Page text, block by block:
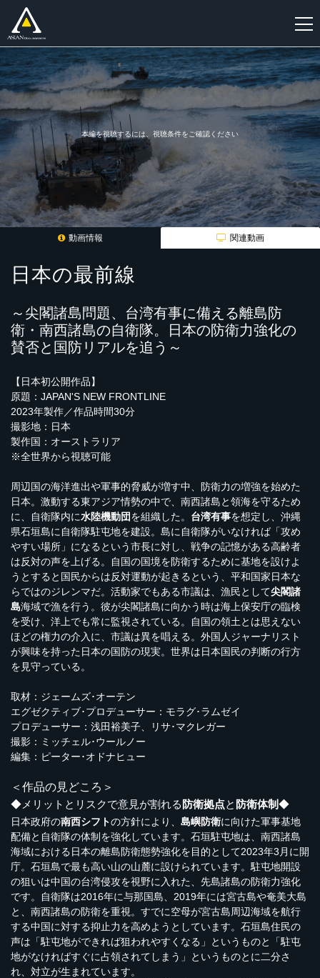
新
登
録
本編を視聴するには、視聴条件をご確認ください
動画情報 関連動画
日本の最前線
～尖閣諸島問題、台湾有事に備える離島防
衛・南西諸島の自衛隊。日本の防衛力強化の
賛否と国防リアルを追う～
【日本初公開作品】
原題：JAPAN'S NEW FRONTLINE
2023年製作／作品時間30分
撮影地：日本
製作国：オーストラリア
※全世界から視聴可能
周辺国の海洋進出や軍事的脅威が増す中、防衛力の増強を始めた
日本。激動する東アジア情勢の中で、南西諸島と領海を守るため
に、自衛隊内に水陸機動団を組織した。 台湾有事を想定し、沖縄
県石垣島に自衛隊駐屯地を建設。島に自衛隊がいなければ「攻め
やすい場所」になるという市長に対し、戦争の記憶がある高齢者
は反対の声を上げる。自国の国境を防衛するために基地を設けよ
うとすると国民からは反対運動が起きるという、平和国家日本な
らではのジレンマだ。活動家でもある市議は、漁民として尖閣諸
島海域で漁を行う。彼が尖閣諸島に向かう時は海上保安庁の臨検
を受け、洋上でも常に監視されている。自国の領土とは思えない
ほどの権力の介入に、市議は異を唱える。外国人ジャーナリスト
が興味を持った日本の国防の現実。世界は日本国民の判断の行方
を見守っている。
取材：ジェームズ･オーテン
エグゼクティブ･プロデューサー：モラグ･ラムゼイ
プロデューサー：浅田裕美子、リサ･マクレガー
撮影：ミッチェル･ウールノー
編集：ピーター･オドナヒュー
＜作品の見どころ＞
◆メリットとリスクで意見が割れる 防衛拠点と 防衛体制◆
日本政府の南西シフトの方針により、 島嶼防衛に向けた軍事基地
配備と自衛隊の体制を強化しています。石垣駐屯地は、南西諸島
海域における日本の離島防衛態勢強化を目的として2023年3月に開
庁。石垣島で最も高い山の山麓に設けられています。駐屯地開設
の狙いは中国の台湾侵攻を視野に入れた、先島諸島の防衛力強化
です。自衛隊は2016年に与那国島、2019年には宮古島や奄美大島
と、南西諸島の防衛を重視。すでに空母が宮古島周辺海域を航行
する中国に対する抑止力を高めようとしています。石垣島住民の
声は「駐屯地ができれば狙われやすくなる」というものと「駐屯
地がなければすぐに占領されてしまう」というものとに二分さ
れ、対立が生まれています。